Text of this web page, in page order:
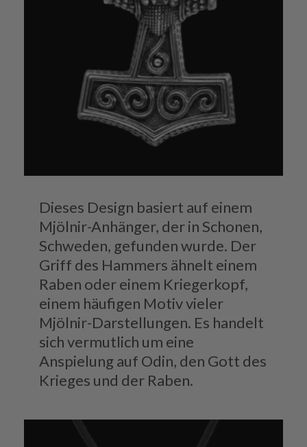
Dieses Design basiert auf einem
Mjölnir-Anhänger, der in Schonen,
Schweden, gefunden wurde. Der
Griff des Hammers ähnelt einem
Raben oder einem Kriegerkopf,
einem häufigen Motiv vieler
Mjölnir-Darstellungen. Es handelt
sich vermutlich um eine
Anspielung auf Odin, den Gott des
Krieges und der Raben.